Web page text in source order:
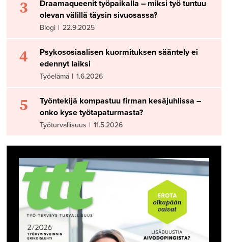
3
Draamaqueenit työpaikalla – miksi työ tuntuu
olevan välillä täysin sivuosassa?
Blogi | 22.9.2025
4
Psykososiaalisen kuormituksen sääntely ei
edennyt laiksi
Työelämä | 1.6.2026
5
Työntekijä kompastuu firman kesäjuhlissa –
onko kyse työtapaturmasta?
Työturvallisuus | 11.5.2026